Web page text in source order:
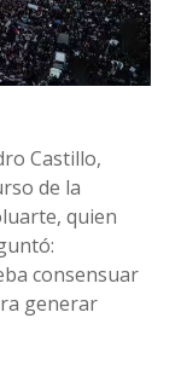
Castillo,
de la
quien
consensuar
generar